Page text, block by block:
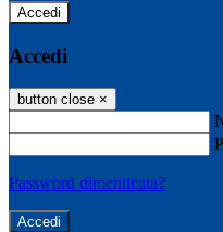
Accedi
Accedi
button close ×
Password dimenticata?